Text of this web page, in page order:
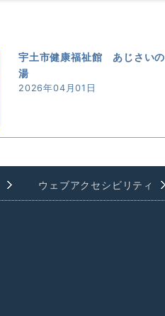
宇土市健康福祉館 あじさいの
湯
2026年04月01日
ウェブアクセシビリティ